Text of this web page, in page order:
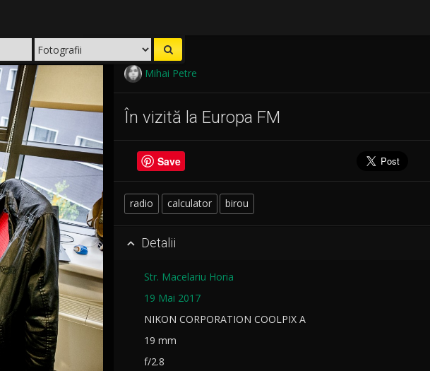
Mihai Petre
În vizită la Europa FM
Save
radio calculator birou
 Detalii
Str. Macelariu Horia
19 Mai 2017
NIKON CORPORATION COOLPIX A
19 mm
f/2.8